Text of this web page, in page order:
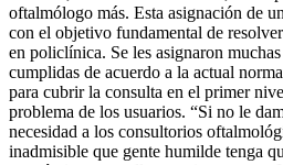
oftalmólogo más. Esta asignación de
con el objetivo fundamental de
en policlínica. Se les asignaron
cumplidas de acuerdo a la actual
para cubrir la consulta en el primer
problema de los usuarios. “Si no le
necesidad a los consultorios
inadmisible que gente humilde tenga